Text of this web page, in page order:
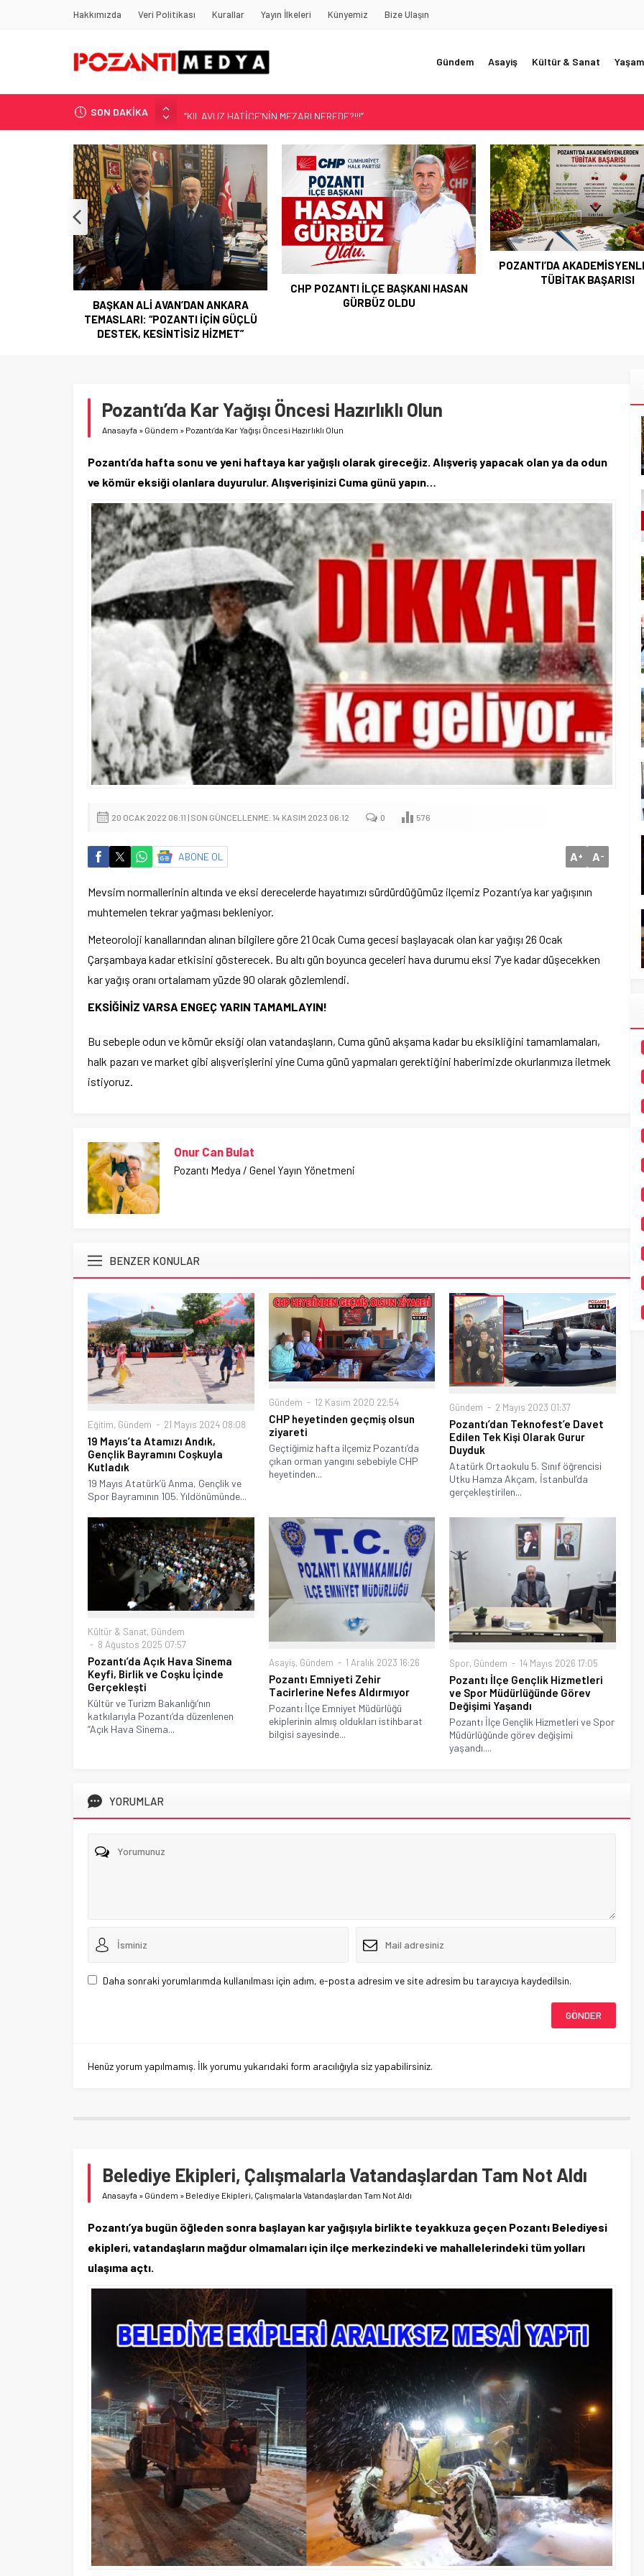
Hakkımızda Veri Politikası Kurallar Yayın İlkeleri Künyemiz Bize Ulaşın
Gündem Asayiş Kültür & Sanat Yaşam
SON DAKİKA
“KILAVUZ HATİCE’NİN MEZARI NEREDE?!!!”
Adana’nın Gizli Cenneti Pozantı Akçatekir Yaylası
Yılmaz Soğutma’dan Buzdolabı Uyarısı
Gaziantep, Mersin ve Adana’da Web Tasarımın Öncüsü GZR Ajans
Harun YÜCEL Yazdı: İLBER ORTAYLI
CHP POZANTI İLÇE BAŞKANI HASAN
GÜRBÜZ OLDU
POZANTI’DA AKADEMİSYENLERDEN
TÜBİTAK BAŞARISI
Pozantı’da Kar Yağışı Öncesi Hazırlıklı Olun
Anasayfa » Gündem » Pozantı’da Kar Yağışı Öncesi Hazırlıklı Olun
Pozantı’da hafta sonu ve yeni haftaya kar yağışlı olarak gireceğiz. Alışveriş yapacak olan ya da odun
ve kömür eksiği olanlara duyurulur. Alışverişinizi Cuma günü yapın…
20 OCAK 2022 06:11 | SON GÜNCELLENME: 14 KASIM 2023 06:12 0 576
ABONE OL A+ A-
Mevsim normallerinin altında ve eksi derecelerde hayatımızı sürdürdüğümüz ilçemiz Pozantı’ya kar yağışının
muhtemelen tekrar yağması bekleniyor.
Meteoroloji kanallarından alınan bilgilere göre 21 Ocak Cuma gecesi başlayacak olan kar yağışı 26 Ocak
Çarşambaya kadar etkisini gösterecek. Bu altı gün boyunca geceleri hava durumu eksi 7’ye kadar düşecekken
kar yağış oranı ortalamam yüzde 90 olarak gözlemlendi.
EKSİĞİNİZ VARSA ENGEÇ YARIN TAMAMLAYIN!
Bu sebeple odun ve kömür eksiği olan vatandaşların, Cuma günü akşama kadar bu eksikliğini tamamlamaları,
halk pazarı ve market gibi alışverişlerini yine Cuma günü yapmaları gerektiğini haberimizde okurlarımıza iletmek
istiyoruz.
Onur Can Bulat
Pozantı Medya / Genel Yayın Yönetmeni
BENZER KONULAR
Eğitim, Gündem 21 Mayıs 2024 08:08
19 Mayıs’ta Atamızı Andık,
Gençlik Bayramını Coşkuyla
Kutladık
19 Mayıs Atatürk’ü Anma, Gençlik ve
Spor Bayramının 105. Yıldönümünde...
Gündem 12 Kasım 2020 22:54
CHP heyetinden geçmiş olsun
ziyareti
Geçtiğimiz hafta ilçemiz Pozantı’da
çıkan orman yangını sebebiyle CHP
heyetinden...
Gündem 2 Mayıs 2023 01:37
Pozantı’dan Teknofest’e Davet
Edilen Tek Kişi Olarak Gurur
Duyduk
Atatürk Ortaokulu 5. Sınıf öğrencisi
Utku Hamza Akçam, İstanbul’da
gerçekleştirilen...
Kültür & Sanat, Gündem
8 Ağustos 2025 07:57
Pozantı’da Açık Hava Sinema
Keyfi, Birlik ve Coşku İçinde
Gerçekleşti
Kültür ve Turizm Bakanlığı’nın
katkılarıyla Pozantı’da düzenlenen
“Açık Hava Sinema...
Asayiş, Gündem 1 Aralık 2023 16:26
Pozantı Emniyeti Zehir
Tacirlerine Nefes Aldırmıyor
Pozantı İlçe Emniyet Müdürlüğü
ekiplerinin almış oldukları istihbarat
bilgisi sayesinde...
Spor, Gündem 14 Mayıs 2026 17:05
Pozantı İlçe Gençlik Hizmetleri
ve Spor Müdürlüğünde Görev
Değişimi Yaşandı
Pozantı İlçe Gençlik Hizmetleri ve Spor
Müdürlüğünde görev değişimi
yaşandı....
YORUMLAR
Daha sonraki yorumlarımda kullanılması için adım, e-posta adresim ve site adresim bu tarayıcıya kaydedilsin.
Henüz yorum yapılmamış. İlk yorumu yukarıdaki form aracılığıyla siz yapabilirsiniz.
Belediye Ekipleri, Çalışmalarla Vatandaşlardan Tam Not Aldı
Anasayfa » Gündem » Belediye Ekipleri, Çalışmalarla Vatandaşlardan Tam Not Aldı
Pozantı’ya bugün öğleden sonra başlayan kar yağışıyla birlikte teyakkuza geçen Pozantı Belediyesi
ekipleri, vatandaşların mağdur olmamaları için ilçe merkezindeki ve mahallelerindeki tüm yolları
ulaşıma açtı.